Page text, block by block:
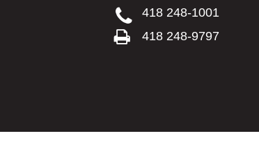
418 248-1001
418 248-9797